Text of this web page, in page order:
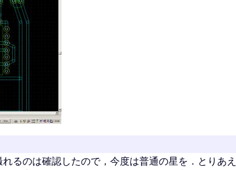
るのは確認したので，今度は普通の星を．とりあ